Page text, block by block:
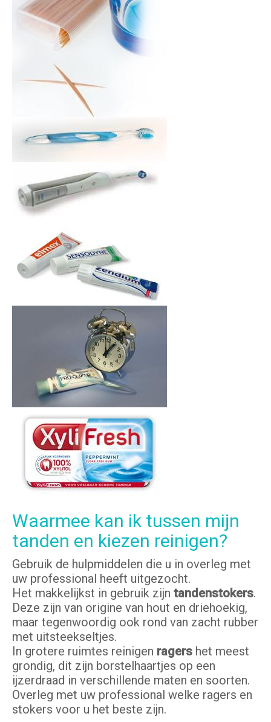
Waarmee kan ik tussen mijn
tanden en kiezen reinigen?
Gebruik de hulpmiddelen die u in overleg met
uw professional heeft uitgezocht.
Het makkelijkst in gebruik zijn tandenstokers.
Deze zijn van origine van hout en driehoekig,
maar tegenwoordig ook rond van zacht rubber
met uitsteekseltjes.
In grotere ruimtes reinigen ragers het meest
grondig, dit zijn borstelhaartjes op een
ijzerdraad in verschillende maten en soorten.
Overleg met uw professional welke ragers en
stokers voor u het beste zijn.